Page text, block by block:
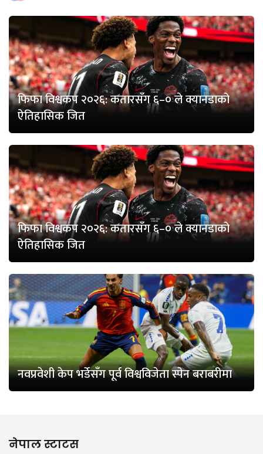
फिफा विश्वकप २०२६: कतारसँग ६–० ले क्यानडाको
ऐतिहासिक जित
फिफा विश्वकप २०२६: कतारसँग ६–० ले क्यानडाको
ऐतिहासिक जित
नवप्रवेशी केप भर्डेसँग पूर्व विश्वविजेता स्पेन बराबरीमा
नेपाल स्टाटस